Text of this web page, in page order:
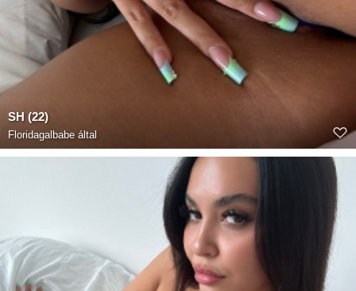
SH (22)
Floridagalbabe által